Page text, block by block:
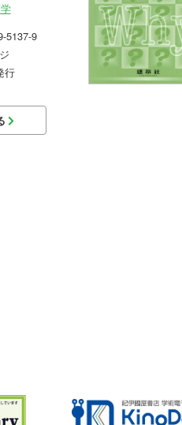
5137-9
行